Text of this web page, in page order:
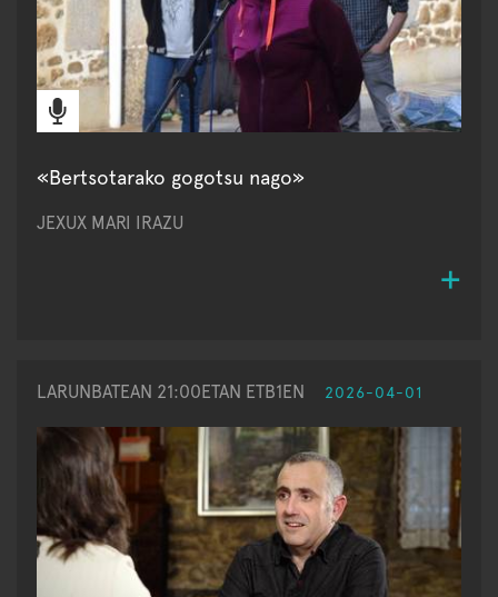
«Bertsotarako gogotsu nago»
JEXUX MARI IRAZU
LARUNBATEAN 21:00ETAN ETB1EN 2026-04-01